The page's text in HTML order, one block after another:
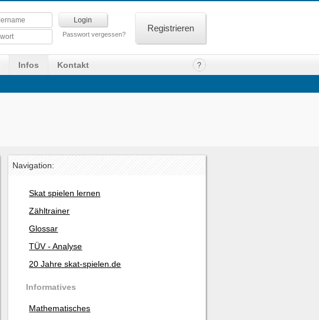
Passwort vergessen?
Registrieren
Infos Kontakt
Navigation:
Skat spielen lernen
Zähltrainer
Glossar
TÜV - Analyse
20 Jahre skat-spielen.de
Informatives
Mathematisches